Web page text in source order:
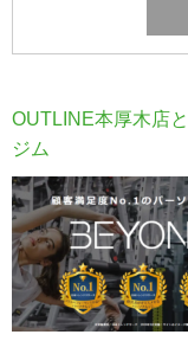
OUTLINE本厚木店
ジム